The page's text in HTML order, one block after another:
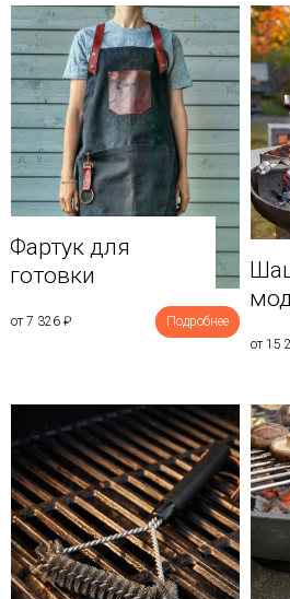
Фартук для
готовки
от 7 326 ₽ Подробнее
от 15